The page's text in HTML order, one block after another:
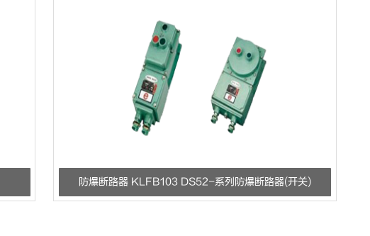
防爆断路器 KLFB103 DS52-系列防爆断路器(开关)